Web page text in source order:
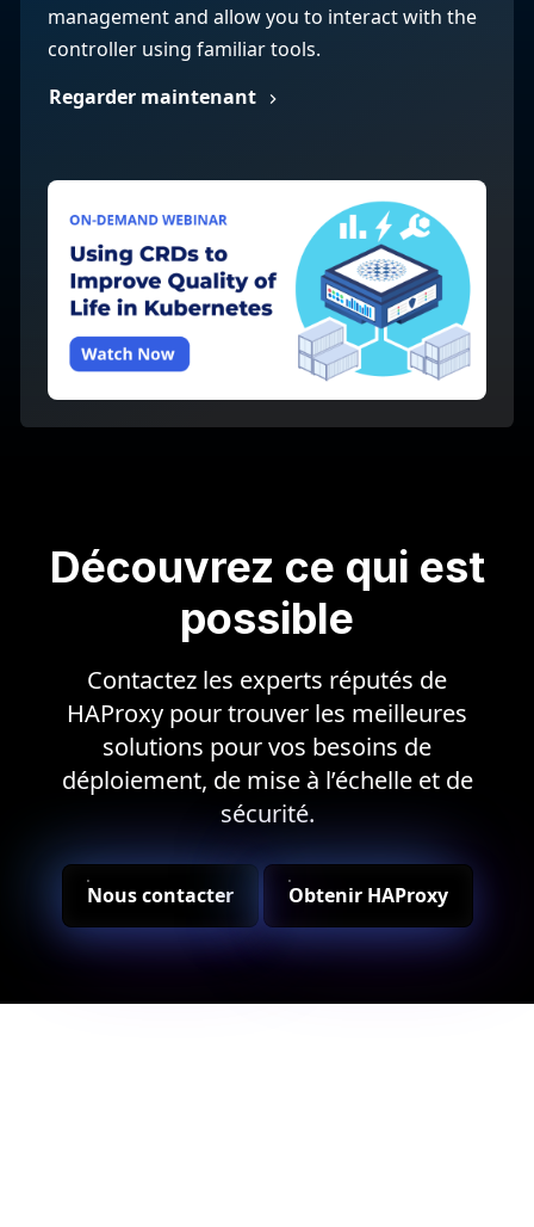
management and allow you to interact with the
controller using familiar tools.
Regarder maintenant
Découvrez ce qui est
possible
Contactez les experts réputés de
HAProxy pour trouver les meilleures
solutions pour vos besoins de
déploiement, de mise à l’échelle et de
sécurité.
Nous contacter Obtenir HAProxy